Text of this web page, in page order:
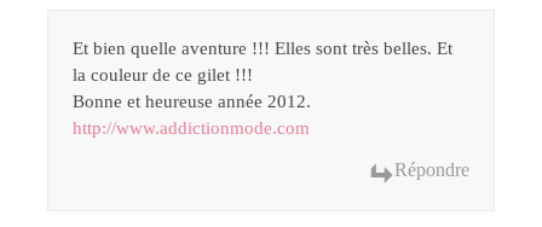
Et bien quelle aventure !!! Elles sont très belles. Et
la couleur de ce gilet !!!
Bonne et heureuse année 2012.
http://www.addictionmode.com
Répondre